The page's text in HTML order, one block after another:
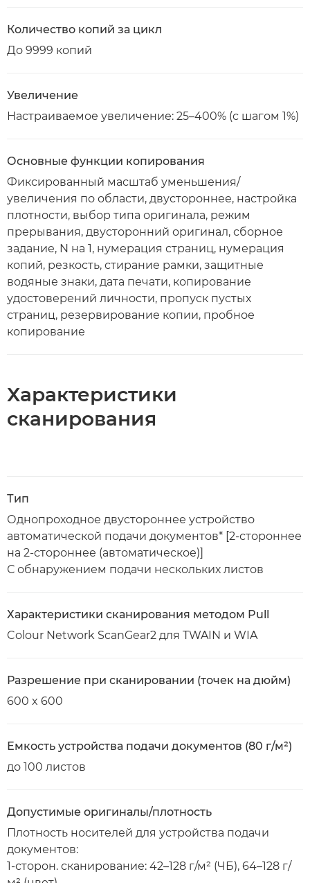
Количество копий за цикл
До 9999 копий
Увеличение
Настраиваемое увеличение: 25–400% (с шагом 1%)
Основные функции копирования
Фиксированный масштаб уменьшения/
увеличения по области, двустороннее, настройка
плотности, выбор типа оригинала, режим
прерывания, двусторонний оригинал, сборное
задание, N на 1, нумерация страниц, нумерация
копий, резкость, стирание рамки, защитные
водяные знаки, дата печати, копирование
удостоверений личности, пропуск пустых
страниц, резервирование копии, пробное
копирование
Характеристики
сканирования
Тип
Однопроходное двустороннее устройство
автоматической подачи документов* [2-стороннее
на 2-стороннее (автоматическое)]
С обнаружением подачи нескольких листов
Характеристики сканирования методом Pull
Colour Network ScanGear2 для TWAIN и WIA
Разрешение при сканировании (точек на дюйм)
600 x 600
Емкость устройства подачи документов (80 г/м²)
до 100 листов
Допустимые оригиналы/плотность
Плотность носителей для устройства подачи
документов:
1-сторон. сканирование: 42–128 г/м² (ЧБ), 64–128 г/